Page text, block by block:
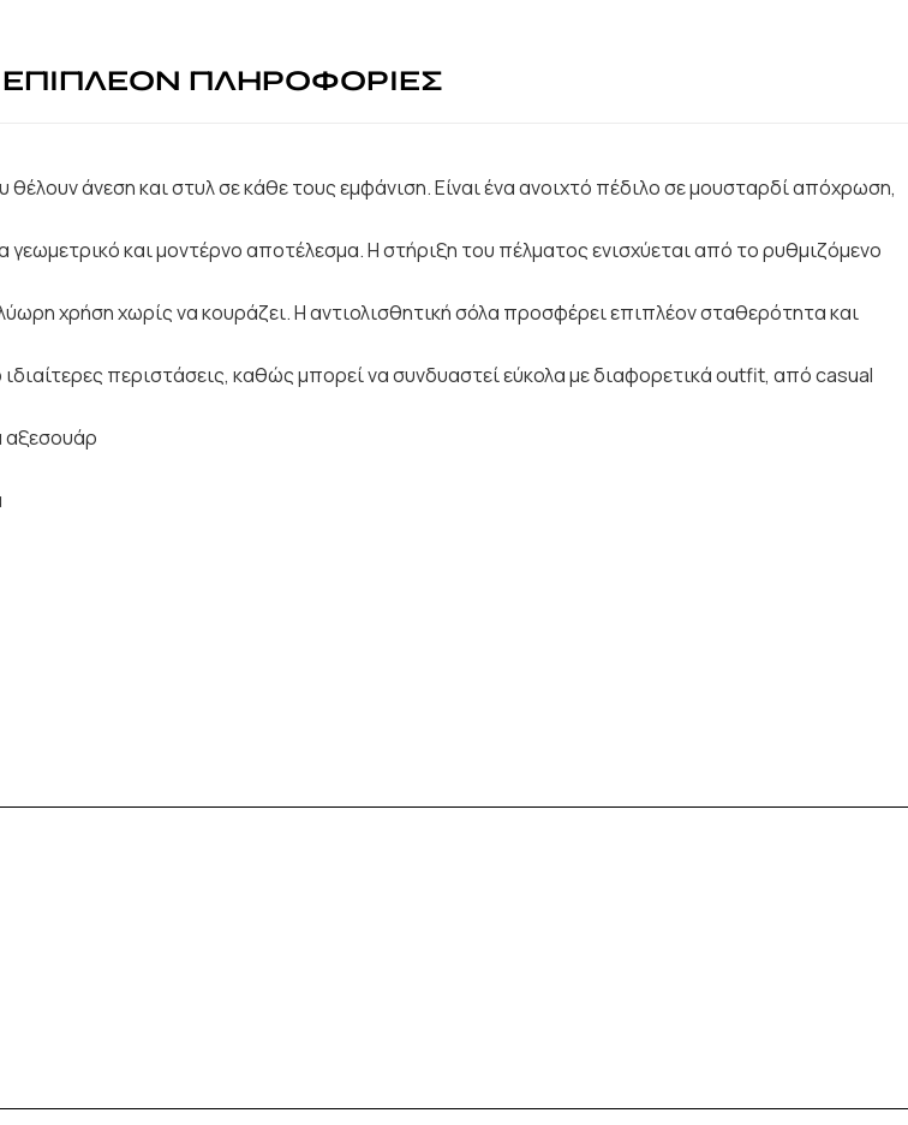
ΕΠΙΠΛΕΟΝ ΠΛΗΡΟΦΟΡΙΕΣ
θέλουν άνεση και στυλ σε κάθε τους εμφάνιση. Είναι ένα ανοιχτό πέδιλο σε μουσταρδί απόχρωση,
και μοντέρνο αποτέλεσμα. Η στήριξη του πέλματος ενισχύεται από το ρυθμιζόμενο
χρήση χωρίς να κουράζει. Η αντιολισθητική σόλα προσφέρει επιπλέον σταθερότητα και
ιδιαίτερες περιστάσεις, καθώς μπορεί να συνδυαστεί εύκολα με διαφορετικά outfit, από casual
αξεσουάρ